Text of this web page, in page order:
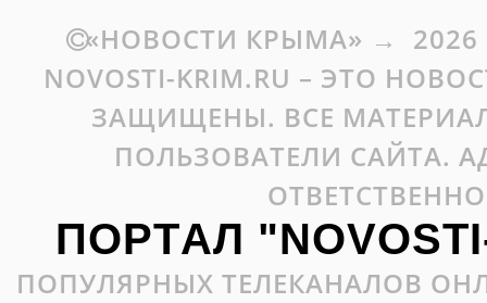
«НОВОСТИ КРЫМА» → 2026
NOVOSTI-KRIM.RU – ЭТО
ЗАЩИЩЕНЫ. ВСЕ
ПОЛЬЗОВАТЕЛИ САЙТА.
ПОРТАЛ
ПОПУЛЯРНЫХ ТЕЛЕКАНАЛОВ